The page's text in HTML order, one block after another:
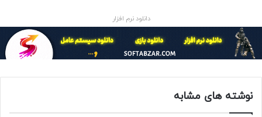
اکنون تمرکز خود را بر رشد فروش معطوف کند و برای دستیابی به
هدف خود، سعی می‌کند هزینه‌های بخش نرم‌افزار را کاهش دهد.
دومین خرید بزرگ سیلزفورس در میان ۱۱۷ خرید این شرکت تبدیل
خواهد شد. بزرگ‌ترین خرید سیلزفورس تصاحب پلتفرم ارتباطات
تجاری اسلک به‌ارزش تقریبی ۲۷ میلیارد دلار بود که در سال ۲۰۲۱
دانلود نرم افزار
نوشته های مشابه